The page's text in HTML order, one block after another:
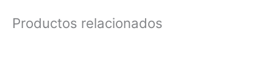
Productos relacionados